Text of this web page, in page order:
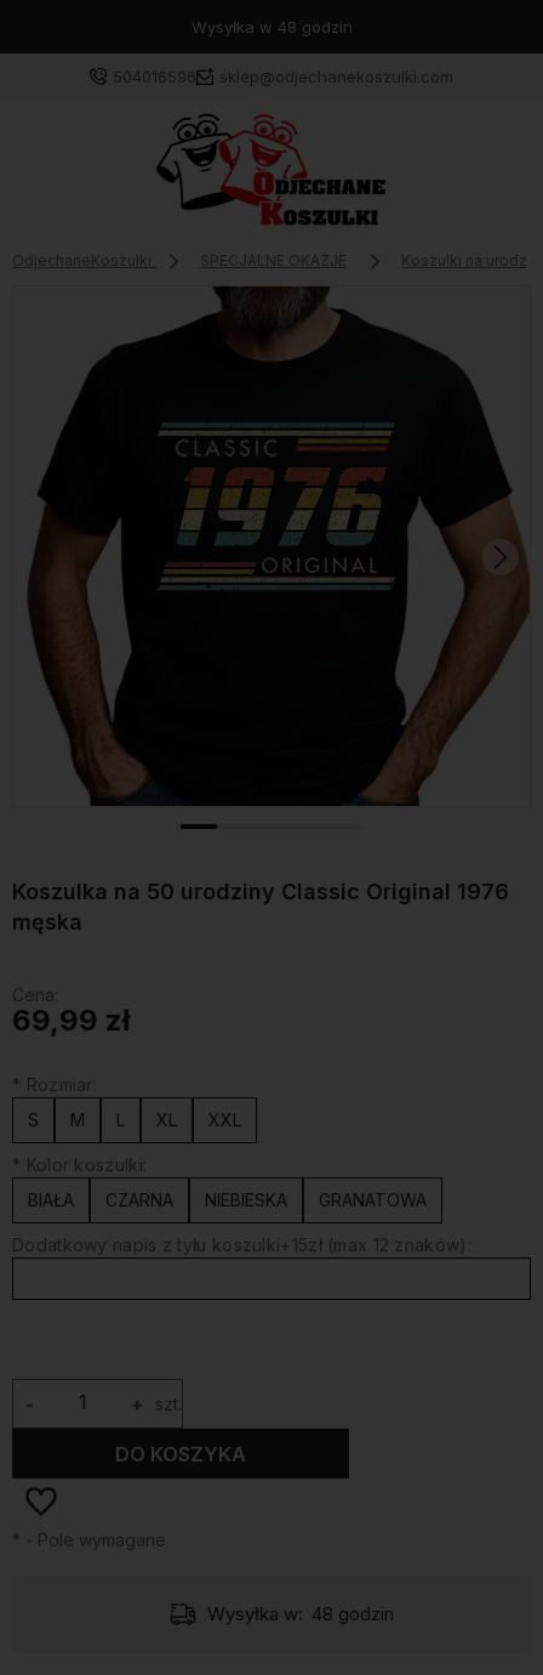
Wysyłka w 48 godzin
504016596 sklep@odjechanekoszulki.com
OdjechaneKoszulki SPECJALNE OKAZJE Koszulki na
Koszulka na 50 urodziny Classic Original 1976
męska
Cena:
69,99 zł
* Rozmiar:
S
M L XL XXL
* Kolor koszulki:
BIAŁA
CZARNA NIEBIESKA GRANATOWA
Dodatkowy napis z tyłu koszulki+15zł (max 12 znaków):
+
- szt.
DO KOSZYKA
* - Pole wymagane
Wysyłka w: 48 godzin